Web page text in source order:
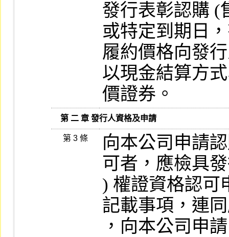
發行表彰認購 (
或特定到期日
履約價格向發
以現金結算方
價證券。
   第 二 章 發行人資格及申請
第 3 條
向本公司申請
可者，應檢具
) 權證資格認可
記載事項，連
，向本公司申